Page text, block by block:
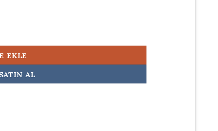
EKLE
AL